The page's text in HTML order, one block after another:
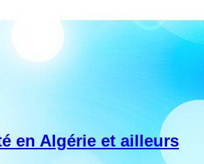
en Algérie et ailleurs